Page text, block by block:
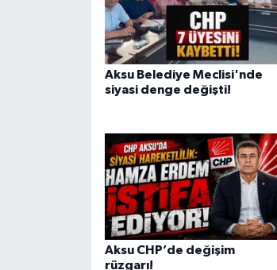
Aksu Belediye Meclisi'nde
siyasi denge değişti!
Aksu CHP’de değişim
rüzgarı!